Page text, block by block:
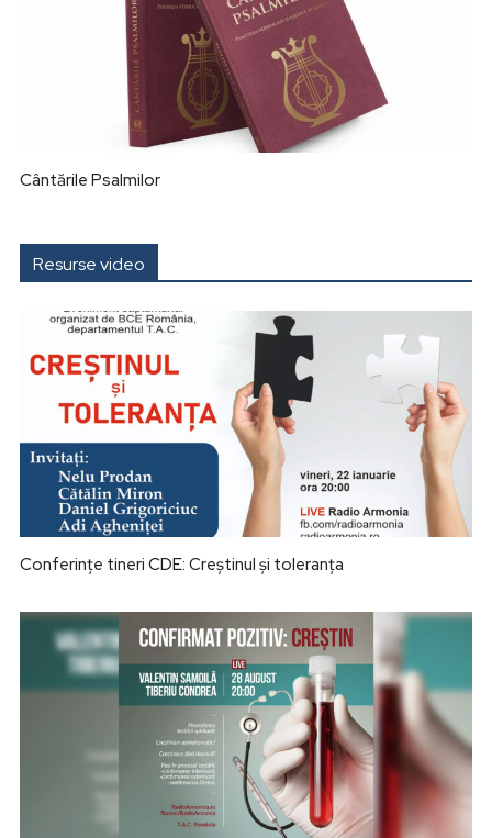
Cântările Psalmilor
Resurse video
Conferințe tineri CDE: Creștinul și toleranța